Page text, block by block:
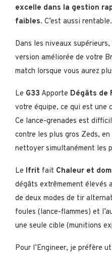
excelle dans la gestion
faibles. C’est aussi rentable.
Dans les niveaux
version améliorée de votre
match lorsque vous aurez
Le G33 Apporte Dégâts de
votre équipe, ce qui est une
Ce lance-grenades est
contre les plus gros Zeds,
nettoyer simultanément les
Le Ifrit fait Chaleur et
dégâts extrêmement élevés
de deux modes de tir
foules (lance-flammes) et
une seule cible (munitions
Pour l’Engineer, je préfère